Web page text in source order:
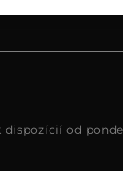
dispozícií od